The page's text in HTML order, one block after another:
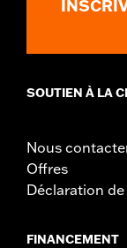
In the Box:Left
1
SOUTIEN À LA
Nous
Offres
Déclaration
FINANCEMENT